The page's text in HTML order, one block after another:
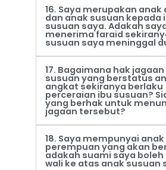
16. Saya merupakan anak
dan anak susuan kepada
susuan saya. Adakah
menerima faraid
susuan saya meninggal
17. Bagaimana hak
susuan yang berstatus
angkat sekiranya berlaku
perceraian ibu susuan?
yang berhak untuk
jagaan tersebut?
18. Saya mempunyai
perempuan yang akan
adakah suami saya
wali ke atas anak susuan